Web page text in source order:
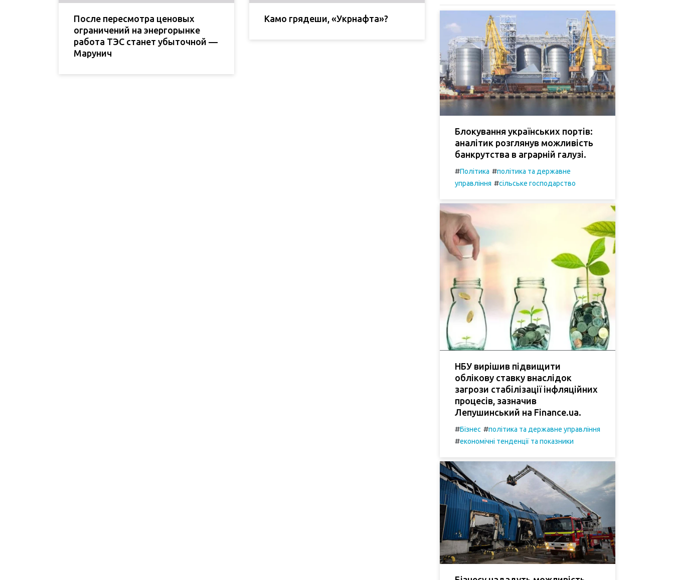
После пересмотра ценовых
ограничений на энергорынке
работа ТЭС станет убыточной —
Марунич
Камо грядеши, «Укрнафта»?
Блокування українських портів:
аналітик розглянув можливість
банкрутства в аграрній галузі.
#Політика #політика та державне
управління #сільське господарство
НБУ вирішив підвищити
облікову ставку внаслідок
загрози стабілізації інфляційних
процесів, зазначив
Лепушинський на Finance.ua.
#Бізнес #політика та державне управління
#економічні тенденції та показники